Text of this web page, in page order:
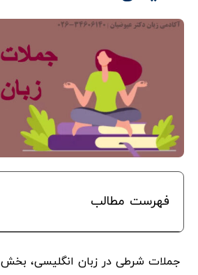
فهرست مطالب
جملات شرطی در زبان انگلیسی، بخش